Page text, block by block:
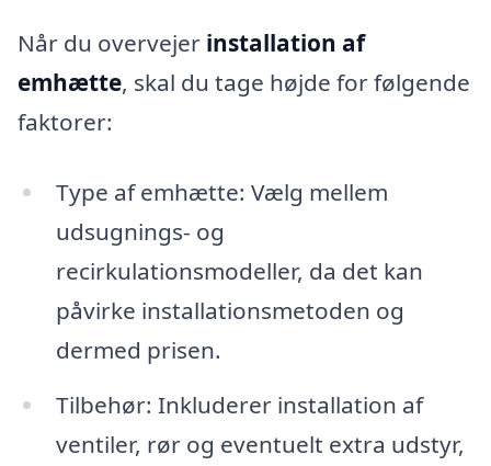
Når du overvejer installation af
emhætte, skal du tage højde for følgende
faktorer:
Type af emhætte: Vælg mellem
udsugnings- og
recirkulationsmodeller, da det kan
påvirke installationsmetoden og
dermed prisen.
Tilbehør: Inkluderer installation af
ventiler, rør og eventuelt extra udstyr,